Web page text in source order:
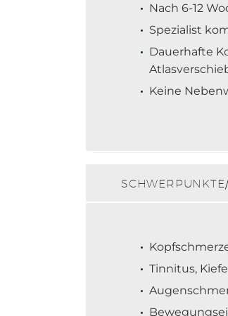
Nach 6-12
Spezialist
Dauerhafte
Keine
Tinnitus,